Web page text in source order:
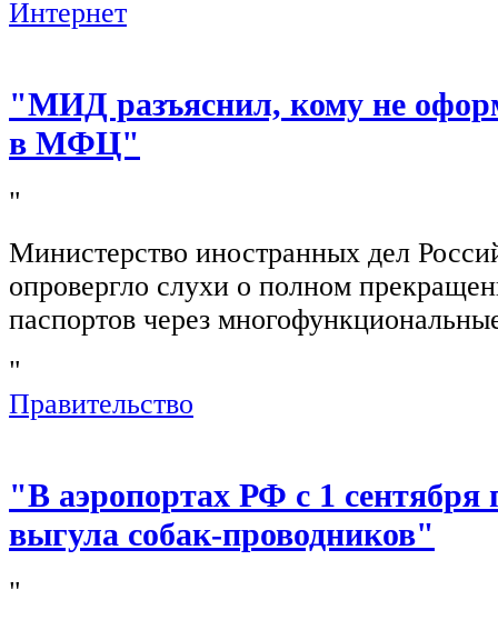
Интернет
"МИД разъяснил, кому не
в МФЦ"
"
Министерство иностранных дел
опровергло слухи о полном
паспортов через
"
Правительство
"В аэропортах РФ с 1 сентября
выгула собак-проводников"
"